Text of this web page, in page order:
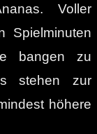
Voller
Spielminuten
bangen zu
stehen zur
höhere